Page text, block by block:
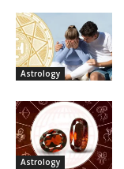
Astrology
Astrology